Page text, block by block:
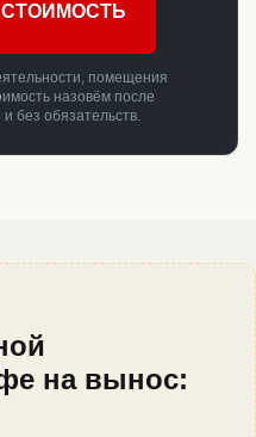
помещения
назовём после
без обязательств.
на вынос: